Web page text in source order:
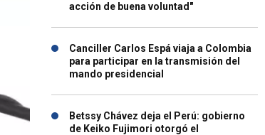
acción de buena voluntad"
Canciller Carlos Espá viaja a Colombia
para participar en la transmisión del
mando presidencial
Betssy Chávez deja el Perú: gobierno
de Keiko Fujimori otorgó el